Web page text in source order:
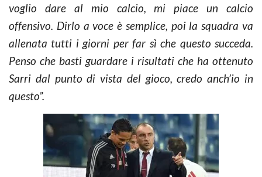
voglio dare al mio calcio, mi piace un calcio
offensivo. Dirlo a voce è semplice, poi la squadra va
allenata tutti i giorni per far sì che questo succeda.
Penso che basti guardare i risultati che ha ottenuto
Sarri dal punto di vista del gioco, credo anch’io in
questo”.